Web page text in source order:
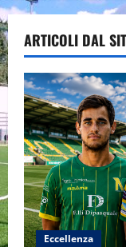
ARTICOLI DAL
Eccellenza